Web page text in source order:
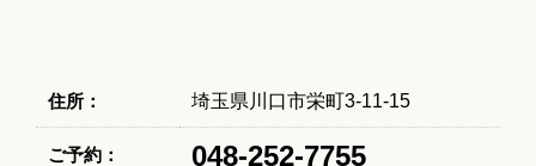
住所： 埼玉県川口市栄町3-11-15
ご予約： 048-252-7755